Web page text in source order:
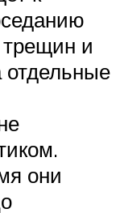
и
отдельные
они